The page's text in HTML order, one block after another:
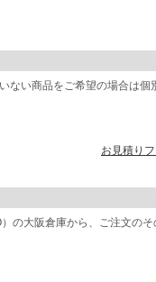
ない商品をご希望の場合は個
お見積り
大阪倉庫から、ご注文のそ